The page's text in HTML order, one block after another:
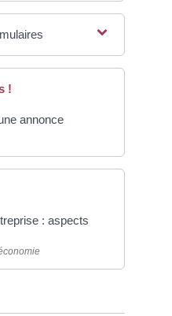
!
annonce
: aspects